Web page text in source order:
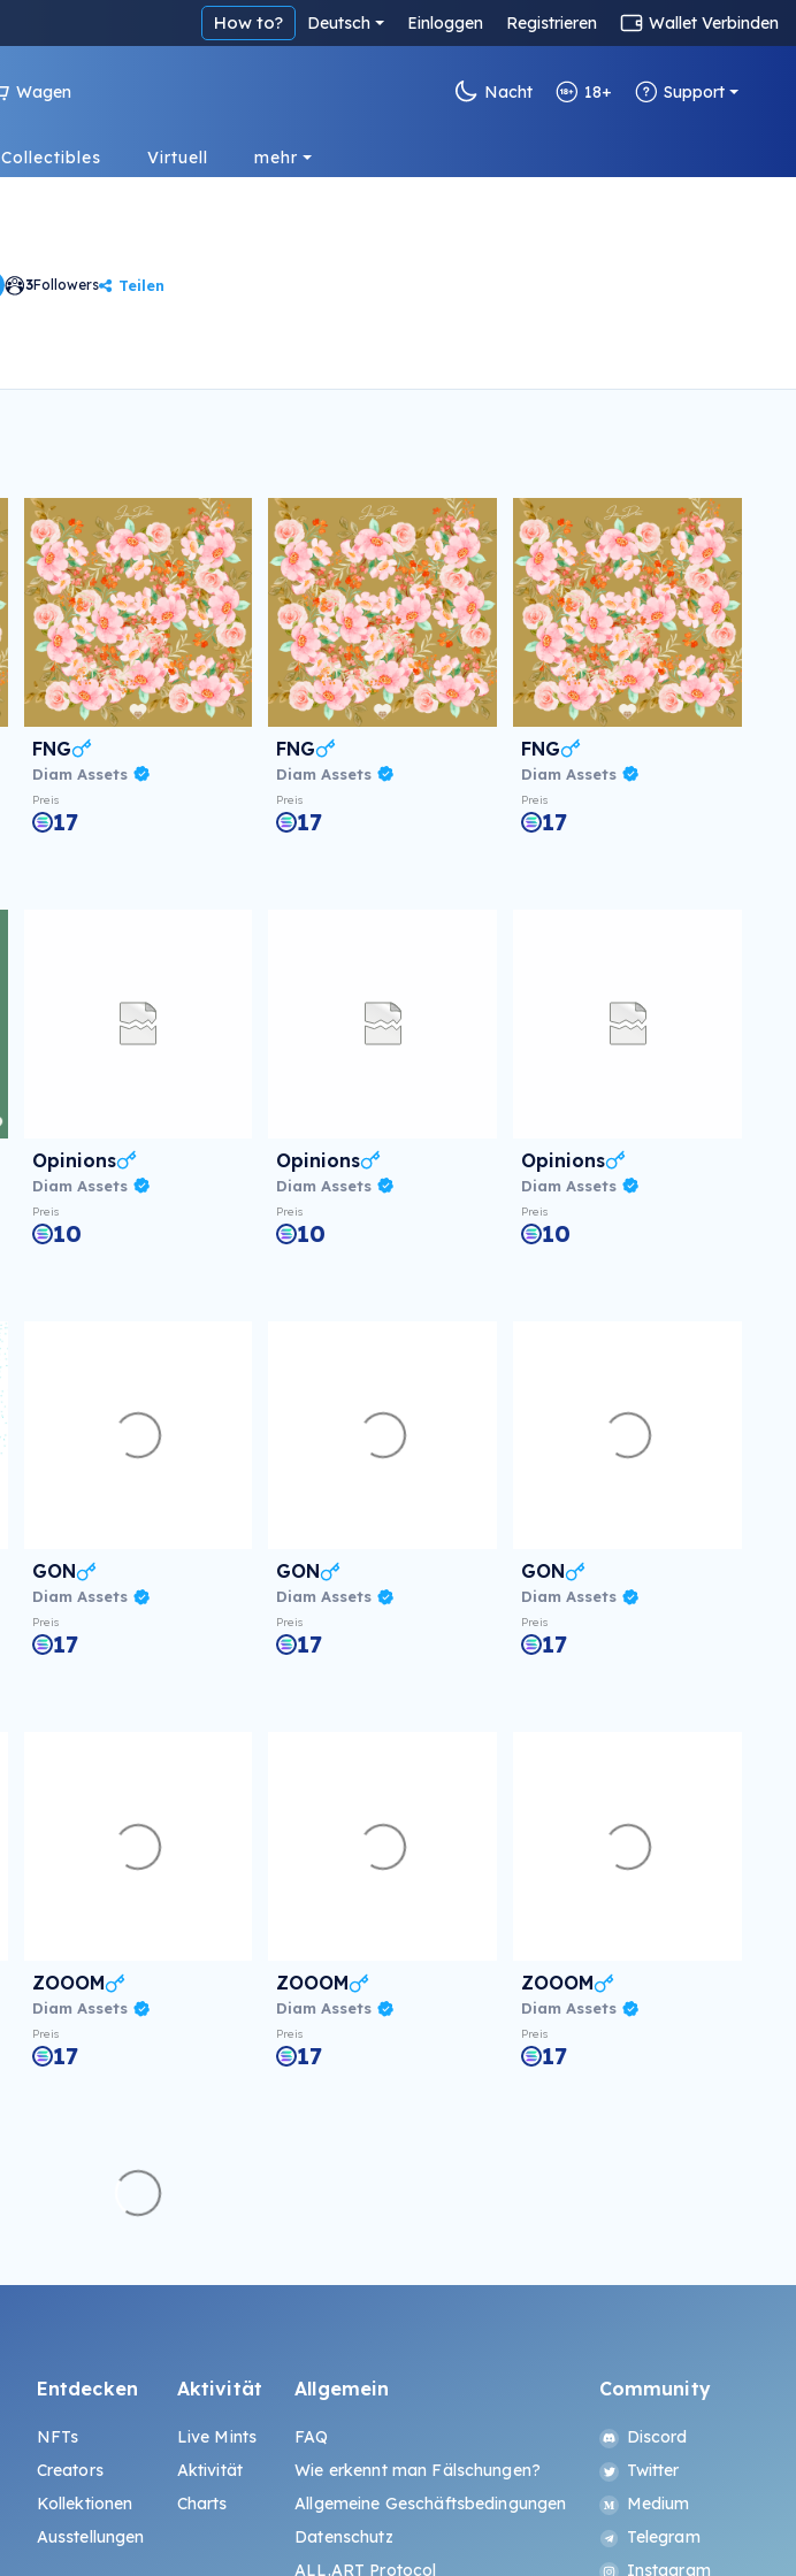
How to? Deutsch Einloggen Registrieren Wallet Verbinden
Wagen Nacht 18+ Support
Collectibles Virtuell mehr
3Followers Teilen
FNG
Diam Assets
Preis
17
FNG
Diam Assets
Preis
17
FNG
Diam Assets
Preis
17
Opinions
Diam Assets
Preis
10
Opinions
Diam Assets
Preis
10
Opinions
Diam Assets
Preis
10
GON
Diam Assets
Preis
17
GON
Diam Assets
Preis
17
GON
Diam Assets
Preis
17
ZOOOM
Diam Assets
Preis
17
ZOOOM
Diam Assets
Preis
17
ZOOOM
Diam Assets
Preis
17
Entdecken
NFTs
Creators
Kollektionen
Ausstellungen
Aktivität
Live Mints
Aktivität
Charts
Allgemein
FAQ
Wie erkennt man Fälschungen?
Allgemeine Geschäftsbedingungen
Datenschutz
ALL.ART Protocol
Community
Discord
Twitter
Medium
Telegram
Instagram